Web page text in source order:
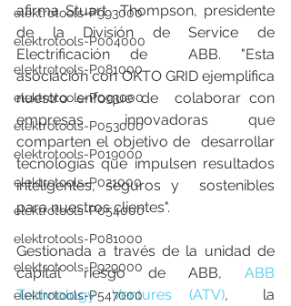
elektrotools-P993000
elektrotools-P004000
elektrotools-P081000
elektrotools-P093000
elektrotools-P053000
elektrotools-P019000
elektrotools-P021000
elektrotools-P054000
elektrotools-P081000
elektrotools-P929000
elektrotools-P547000
afirma Stuart  Thompson, presidente
de la División de Service de
Electrificación de  ABB. "Esta
asociación con OKTO GRID ejemplifica
nuestro enfoque de  colaborar con
empresas innovadoras que
comparten el objetivo de  desarrollar
tecnologías que impulsen resultados
inteligentes, seguros y  sostenibles
para nuestros clientes".
Gestionada a través de la unidad de
capital riesgo de ABB, ABB
Technology Ventures (ATV),  la